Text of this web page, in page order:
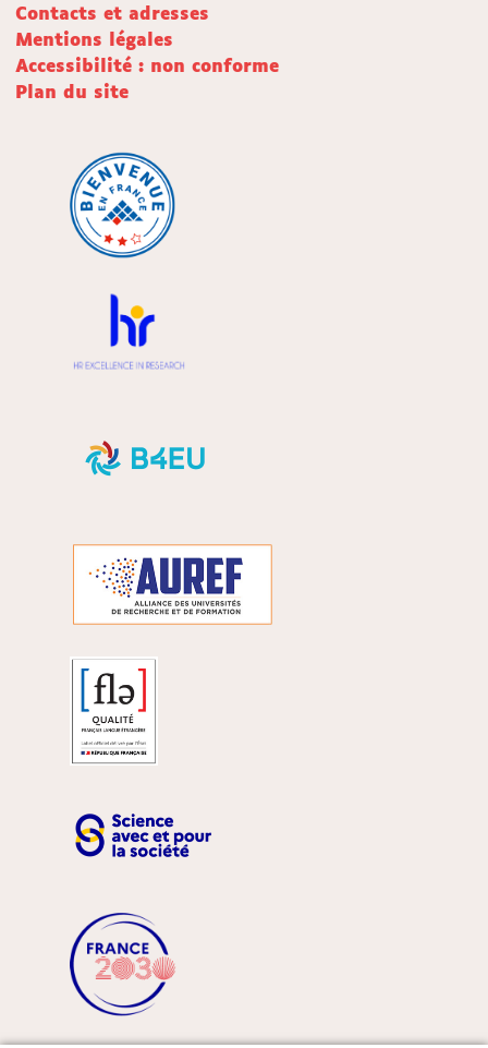
Contacts et adresses
Mentions légales
Accessibilité : non conforme
Plan du site